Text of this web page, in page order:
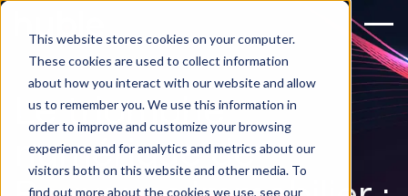
This website stores cookies on your computer.
These cookies are used to collect information
about how you interact with our website and allow
us to remember you. We use this information in
order to improve and customize your browsing
experience and for analytics and metrics about our
visitors both on this website and other media. To
find out more about the cookies we use, see our
Le triomphe
numérique de